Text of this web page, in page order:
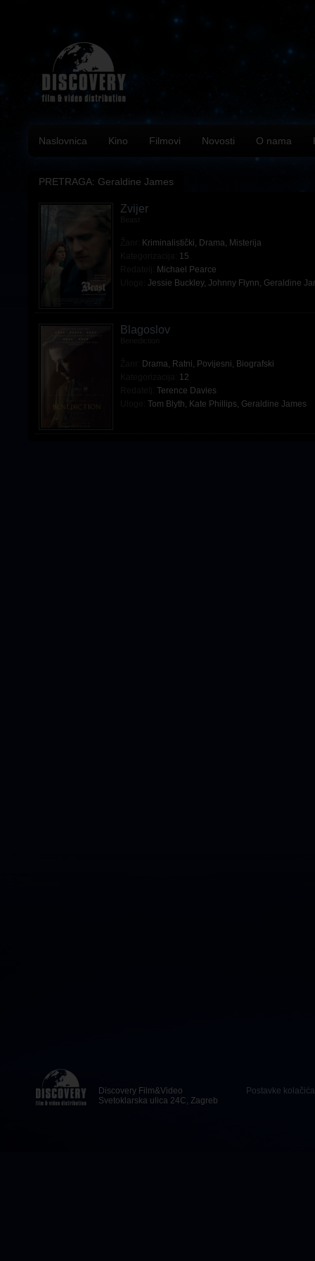
Naslovnica Kino Filmovi Novosti O nama
PRETRAGA: Geraldine James
Zvijer
Kriminalistički, Drama, Misterija
15
Michael Pearce
Jessie Buckley, Johnny Flynn, Geraldine
Blagoslov
Drama, Ratni, Povijesni, Biografski
12
Terence Davies
Tom Blyth, Kate Phillips, Geraldine James
Discovery Film&Video
Svetoklarska ulica 24C, Zagreb
Postavke kolačića